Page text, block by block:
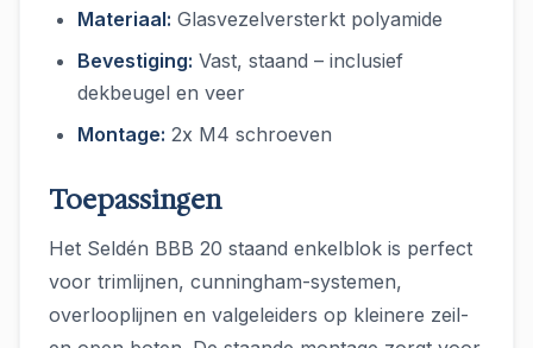
Materiaal: Glasvezelversterkt polyamide
Bevestiging: Vast, staand – inclusief
dekbeugel en veer
Montage: 2x M4 schroeven
Toepassingen
Het Seldén BBB 20 staand enkelblok is perfect
voor trimlijnen, cunningham-systemen,
overlooplijnen en valgeleiders op kleinere zeil-